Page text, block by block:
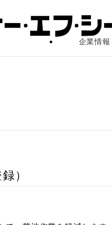
企業情報
）